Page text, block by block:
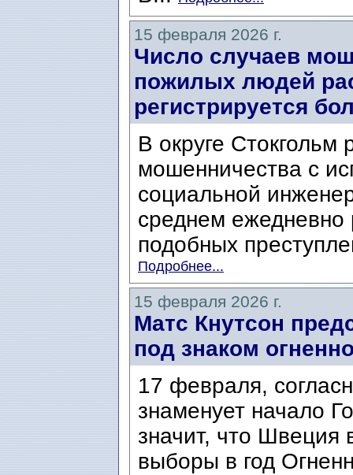
15 февраля 2026 г.
Число случаев
пожилых людей
регистрируется
В округе Стокгольм
мошенничества с
социальной
среднем ежедневно
подобных
Подробнее...
15 февраля 2026 г.
Матс Кнутсон
под знаком
17 февраля,
знаменует начало
значит, что Швеция
выборы в год